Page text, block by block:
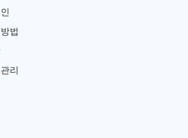
법
리